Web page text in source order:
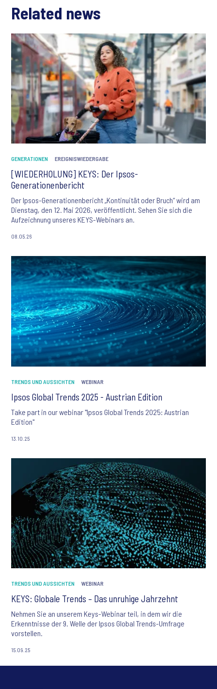
Related news
GENERATIONEN EREIGNISWIEDERGABE
[WIEDERHOLUNG] KEYS: Der Ipsos-
Generationenbericht
Der Ipsos-Generationenbericht „Kontinuität oder Bruch“ wird am
Dienstag, den 12. Mai 2026, veröffentlicht. Sehen Sie sich die
Aufzeichnung unseres KEYS-Webinars an.
08.05.26
TRENDS UND AUSSICHTEN WEBINAR
Ipsos Global Trends 2025 - Austrian Edition
Take part in our webinar "Ipsos Global Trends 2025: Austrian
Edition"
13.10.25
TRENDS UND AUSSICHTEN WEBINAR
KEYS: Globale Trends – Das unruhige Jahrzehnt
Nehmen Sie an unserem Keys-Webinar teil, in dem wir die
Erkenntnisse der 9. Welle der Ipsos Global Trends-Umfrage
vorstellen.
15.09.25